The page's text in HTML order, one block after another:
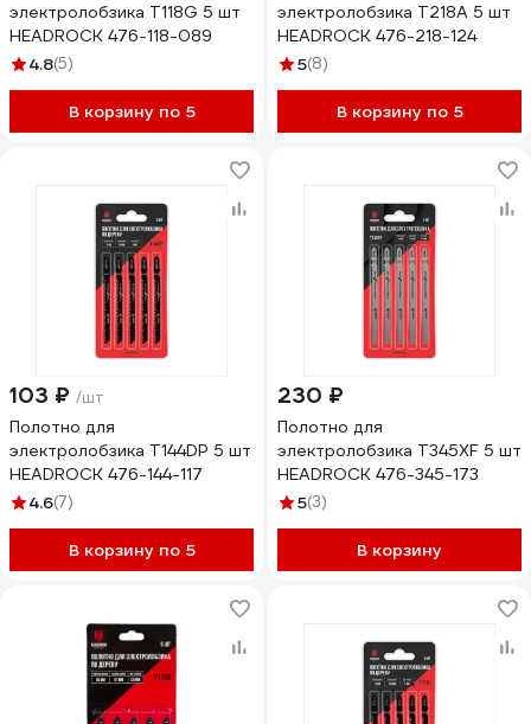
электролобзика T118G 5 шт
HEADROCK 476-118-089
4.8(5)
В корзину по 5
электролобзика T218A 5 шт
HEADROCK 476-218-124
5(8)
В корзину по 5
103 ₽ /шт
Полотно для
электролобзика T144DP 5 шт
HEADROCK 476-144-117
4.6(7)
В корзину по 5
230 ₽
Полотно для
электролобзика T345XF 5 шт
HEADROCK 476-345-173
5(3)
В корзину